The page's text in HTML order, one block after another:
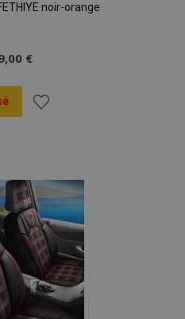
noir-orange
€
liste
d'achats